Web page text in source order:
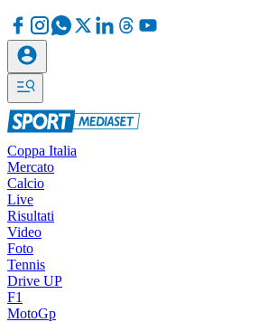
Coppa Italia
Mercato
Calcio
Live
Risultati
Video
Foto
Tennis
Drive UP
F1
MotoGp